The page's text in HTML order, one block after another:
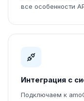
все особенности
Интеграция с
Подключаем к